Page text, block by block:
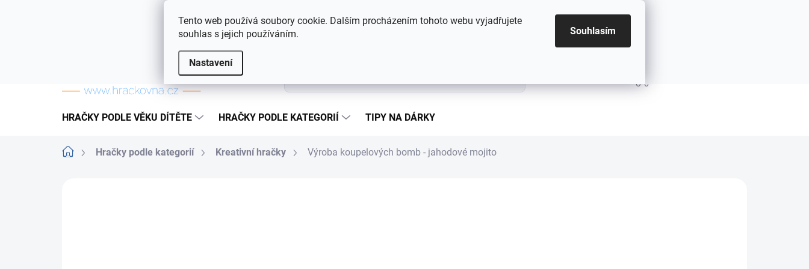
Tento web používá soubory cookie. Dalším procházením tohoto webu vyjadřujete
souhlas s jejich používáním.
Nastavení
Souhlasím
Často kladené otázky Hodnocení obchodu Kontakty
HRAČKY PODLE VĚKU DÍTĚTE HRAČKY PODLE KATEGORIÍ TIPY NA DÁRKY
DomůHračky podle kategorií Kreativní hračky Výroba koupelových bomb - jahodové mojito